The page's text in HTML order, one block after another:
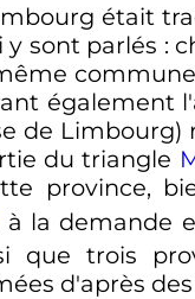
était
sont parlés :
également
de Limbourg)
du triangle
province,
à la demande
que trois
d'après